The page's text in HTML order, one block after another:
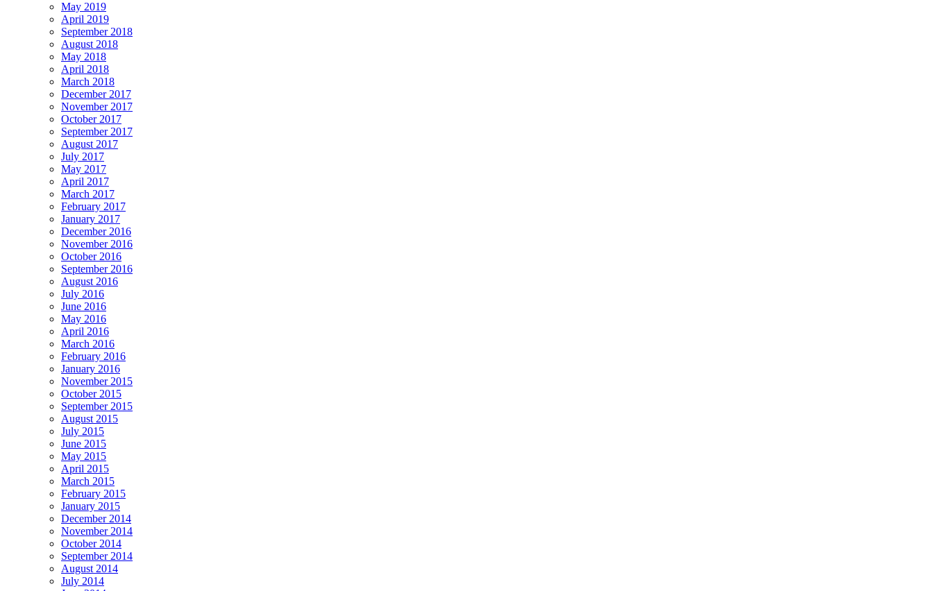
May 2019
April 2019
September 2018
August 2018
May 2018
April 2018
March 2018
December 2017
November 2017
October 2017
September 2017
August 2017
July 2017
May 2017
April 2017
March 2017
February 2017
January 2017
December 2016
November 2016
October 2016
September 2016
August 2016
July 2016
June 2016
May 2016
April 2016
March 2016
February 2016
January 2016
November 2015
October 2015
September 2015
August 2015
July 2015
June 2015
May 2015
April 2015
March 2015
February 2015
January 2015
December 2014
November 2014
October 2014
September 2014
August 2014
July 2014